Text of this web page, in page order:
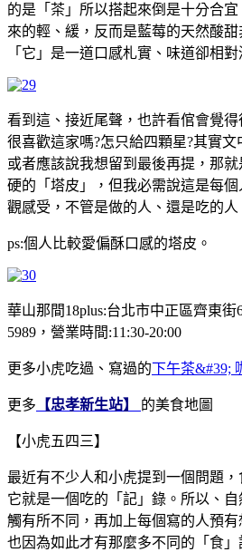
的是「茶」所以搭起來倒是十分合
來的輕、緩，反而是藍莓的天然酸
「它」是一道口感札實、味道卻相
看到這、接近尾聲，也許看倌會覺
很喜歡這家嗎?怎只給四顆星?其實文
或者應該說我想留到最後再提，那
硬的「塔皮」，但我必需說這是每
觀感受，不管是做的人、還是吃的人
ps:個人比較愛偏酥口感的塔皮。
華山那間18plus:台北市中正區齊東街
5989 ，營業時間:11:30-20:00
更多小虎吃過、寫過的下午茶&#39;
更多 【忠孝新生站】 的美食地圖
【小虎五四三】
最近有不少人和小虎提到一個問題
它就是一個吃的「記」錄。所以、
觸有所不同，再加上每個寫的人預
也因為如此才有那麼多不同的「食